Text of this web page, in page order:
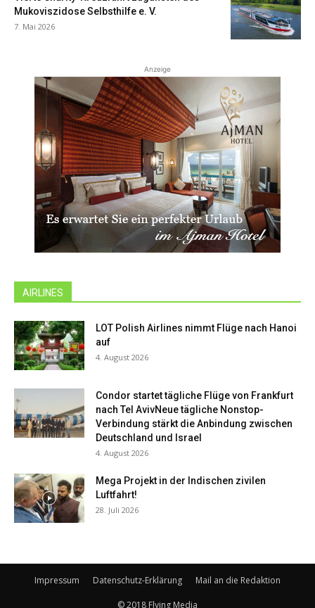
Mukoviszidose Selbsthilfe e. V.
7. Mai 2026
Anzeige
AIRLINES
LOT Polish Airlines nimmt Flüge nach Hanoi
auf
4. August 2026
Condor startet tägliche Flüge von Frankfurt
nach Tel AvivNeue tägliche Nonstop-
Verbindung stärkt die Anbindung zwischen
Deutschland und Israel
4. August 2026
Mega Projekt in der Indischen zivilen
Luftfahrt!
28. Juli 2026
Impressum Datenschutz-Erklärung Mail an die Redaktion
© 2018 Flying Media